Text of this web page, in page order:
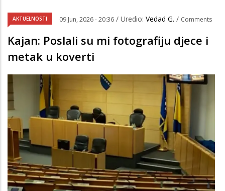
AKTUELNOSTI 09 Jun, 2026 - 20:36 / Uredio: Vedad G. / Comments
Kajan: Poslali su mi fotografiju djece i
metak u koverti